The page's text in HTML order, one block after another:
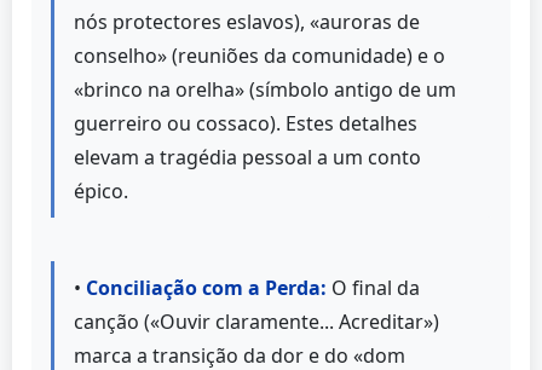
nós protectores eslavos), «auroras de
conselho» (reuniões da comunidade) e o
«brinco na orelha» (símbolo antigo de um
guerreiro ou cossaco). Estes detalhes
elevam a tragédia pessoal a um conto
épico.
• Conciliação com a Perda: O final da
canção («Ouvir claramente... Acreditar»)
marca a transição da dor e do «dom